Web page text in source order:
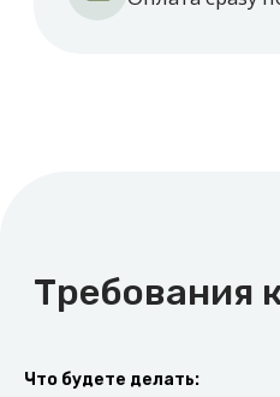
Что будете делать:
и поможет